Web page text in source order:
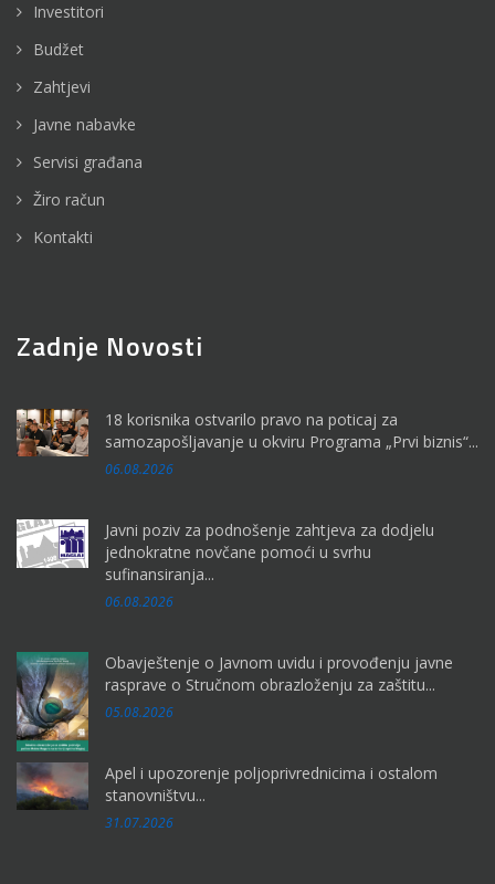
Investitori
Budžet
Zahtjevi
Javne nabavke
Servisi građana
Žiro račun
Kontakti
Zadnje Novosti
18 korisnika ostvarilo pravo na poticaj za
samozapošljavanje u okviru Programa „Prvi biznis“...
06.08.2026
Javni poziv za podnošenje zahtjeva za dodjelu
jednokratne novčane pomoći u svrhu
sufinansiranja...
06.08.2026
Obavještenje o Javnom uvidu i provođenju javne
rasprave o Stručnom obrazloženju za zaštitu...
05.08.2026
Apel i upozorenje poljoprivrednicima i ostalom
stanovništvu...
31.07.2026